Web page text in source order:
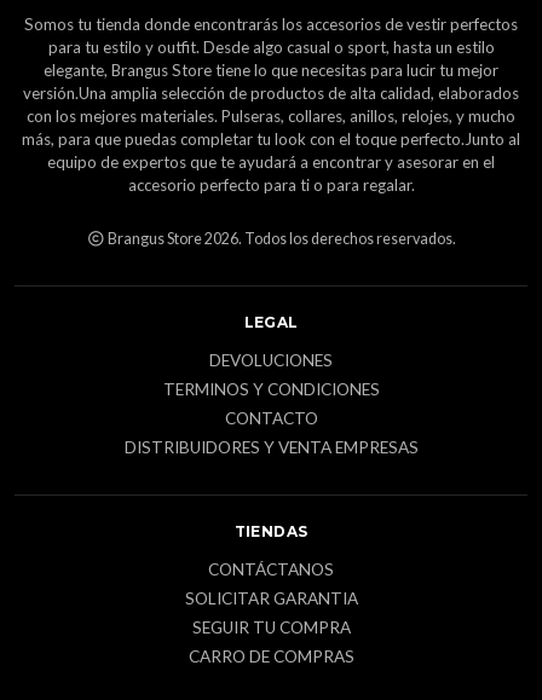
Somos tu tienda donde encontrarás los accesorios de vestir perfectos
para tu estilo y outfit. Desde algo casual o sport, hasta un estilo
elegante, Brangus Store tiene lo que necesitas para lucir tu mejor
versión.Una amplia selección de productos de alta calidad, elaborados
con los mejores materiales. Pulseras, collares, anillos, relojes, y mucho
más, para que puedas completar tu look con el toque perfecto.Junto al
equipo de expertos que te ayudará a encontrar y asesorar en el
accesorio perfecto para ti o para regalar.
Brangus Store 2026. Todos los derechos reservados.
LEGAL
DEVOLUCIONES
TERMINOS Y CONDICIONES
CONTACTO
DISTRIBUIDORES Y VENTA EMPRESAS
TIENDAS
CONTÁCTANOS
SOLICITAR GARANTIA
SEGUIR TU COMPRA
CARRO DE COMPRAS